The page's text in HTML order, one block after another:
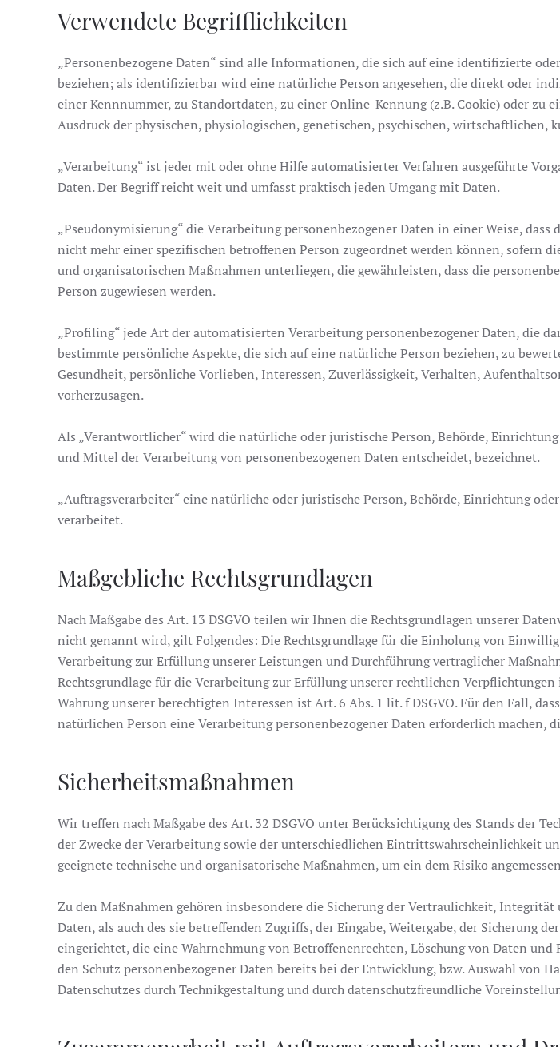
Verwendete Begrifflichkeiten
„Personenbezogene Daten“ sind alle Informationen, die sich auf eine identifizierte
beziehen; als identifizierbar wird eine natürliche Person angesehen, die direkt oder
einer Kennnummer, zu Standortdaten, zu einer Online-Kennung (z.B. Cookie) oder
Ausdruck der physischen, physiologischen, genetischen, psychischen,
„Verarbeitung“ ist jeder mit oder ohne Hilfe automatisierter Verfahren ausgeführte
Daten. Der Begriff reicht weit und umfasst praktisch jeden Umgang mit Daten.
„Pseudonymisierung“ die Verarbeitung personenbezogener Daten in einer Weise,
nicht mehr einer spezifischen betroffenen Person zugeordnet werden können, sofern
und organisatorischen Maßnahmen unterliegen, die gewährleisten, dass die
Person zugewiesen werden.
„Profiling“ jede Art der automatisierten Verarbeitung personenbezogener Daten, die
bestimmte persönliche Aspekte, die sich auf eine natürliche Person beziehen, zu
Gesundheit, persönliche Vorlieben, Interessen, Zuverlässigkeit, Verhalten,
vorherzusagen.
Als „Verantwortlicher“ wird die natürliche oder juristische Person, Behörde,
und Mittel der Verarbeitung von personenbezogenen Daten entscheidet, bezeichnet.
„Auftragsverarbeiter“ eine natürliche oder juristische Person, Behörde, Einrichtung
verarbeitet.
Maßgebliche Rechtsgrundlagen
Nach Maßgabe des Art. 13 DSGVO teilen wir Ihnen die Rechtsgrundlagen unserer
nicht genannt wird, gilt Folgendes: Die Rechtsgrundlage für die Einholung von
Verarbeitung zur Erfüllung unserer Leistungen und Durchführung vertraglicher
Rechtsgrundlage für die Verarbeitung zur Erfüllung unserer rechtlichen
Wahrung unserer berechtigten Interessen ist Art. 6 Abs. 1 lit. f DSGVO. Für den Fall,
natürlichen Person eine Verarbeitung personenbezogener Daten erforderlich machen,
Sicherheitsmaßnahmen
Wir treffen nach Maßgabe des Art. 32 DSGVO unter Berücksichtigung des Stands der
der Zwecke der Verarbeitung sowie der unterschiedlichen Eintrittswahrscheinlichkeit
geeignete technische und organisatorische Maßnahmen, um ein dem Risiko
Zu den Maßnahmen gehören insbesondere die Sicherung der Vertraulichkeit,
Daten, als auch des sie betreffenden Zugriffs, der Eingabe, Weitergabe, der Sicherung
eingerichtet, die eine Wahrnehmung von Betroffenenrechten, Löschung von Daten
den Schutz personenbezogener Daten bereits bei der Entwicklung, bzw. Auswahl von
Datenschutzes durch Technikgestaltung und durch datenschutzfreundliche